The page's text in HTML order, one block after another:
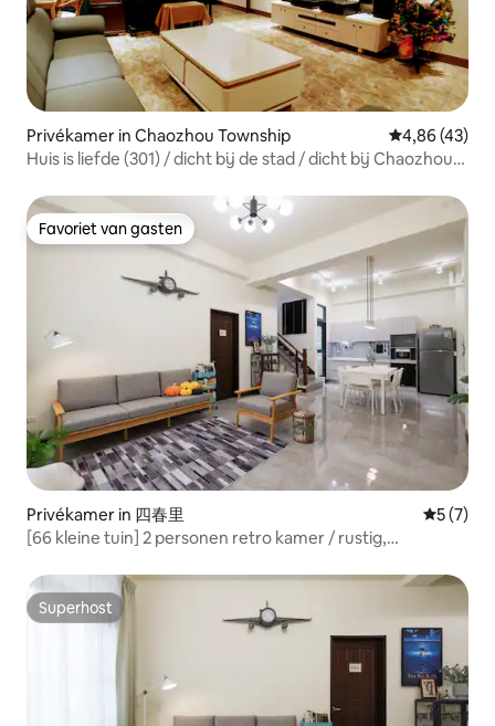
Privékamer in Chaozhou Township Gemiddelde
4,86 (43)
Huis is liefde (301) / dicht bij de stad / dicht bij Chaozhou
B&B (nummer 1040)
Favoriet van gasten
Favoriet van gasten
Privékamer in 四春里
5 (7)
[66 kleine tuin] 2 personen retro kamer / rustig,
Superhost
Superhost